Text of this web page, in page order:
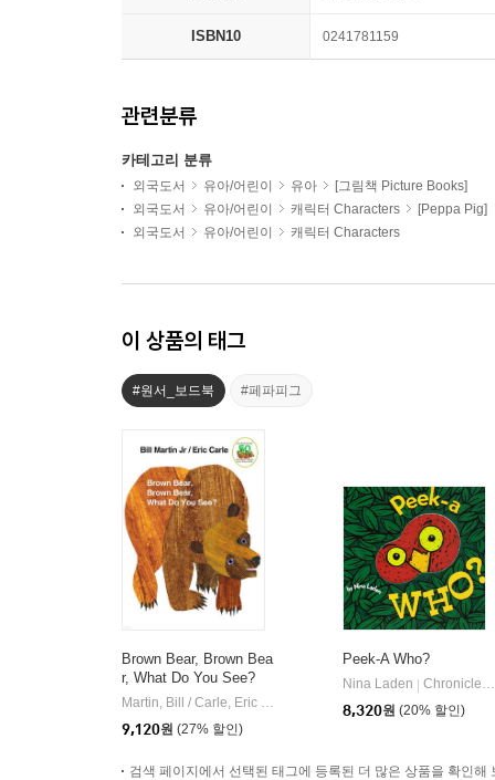
ISBN10 0241781159
관련분류
카테고리 분류
외국도서 유아/어린이 유아
[그림책 Picture Books]
외국도서
유아/어린이 캐릭터 Characters
[Peppa Pig]
외국도서
유아/어린이 캐릭터 Characters
이 상품의 태그
#원서_보드북 #페파피그
Brown Bear, Brown Bea
r, What Do You See?
Martin, Bill / Carle, Eric | Henry Holt & Company
9,120원 (27% 할인)
Peek-A Who?
Nina Laden
Chronicle Books
8,320원 (20% 할인)
검색 페이지에서 선택된 태그에 등록된 더 많은 상품을 확인해